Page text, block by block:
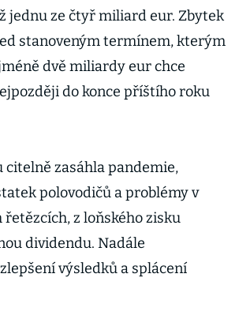
jednu ze čtyř miliard eur. Zbytek
stanoveným termínem, kterým
dvě miliardy eur chce
do konce příštího roku
citelně zasáhla pandemie,
polovodičů a problémy v
z loňského zisku
dividendu. Nadále
výsledků a splácení